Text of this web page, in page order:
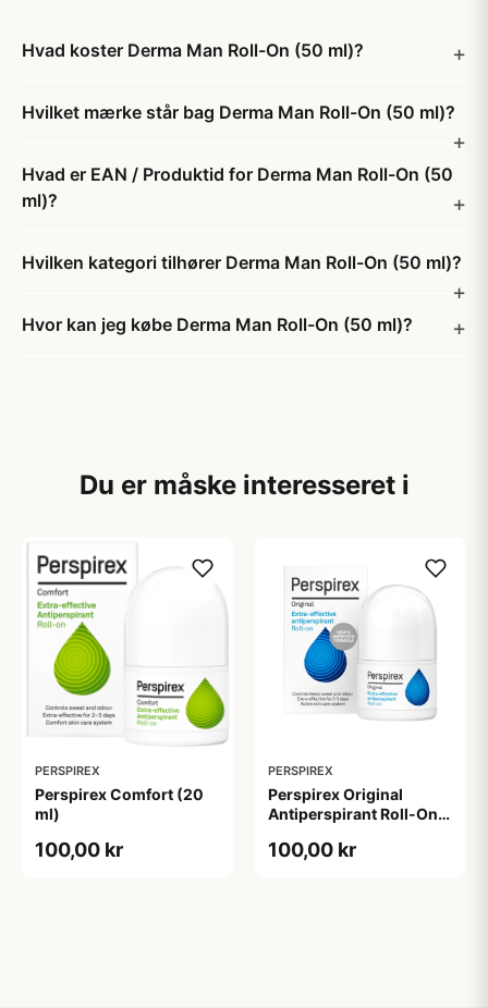
Hvad koster Derma Man Roll-On (50 ml)?
Hvilket mærke står bag Derma Man Roll-On (50 ml)?
Hvad er EAN / Produktid for Derma Man Roll-On (50
ml)?
Hvilken kategori tilhører Derma Man Roll-On (50 ml)?
Hvor kan jeg købe Derma Man Roll-On (50 ml)?
Du er måske interesseret i
PERSPIREX
Perspirex Comfort (20
ml)
100,00 kr
PERSPIREX
Perspirex Original
Antiperspirant Roll-On
100,00 kr